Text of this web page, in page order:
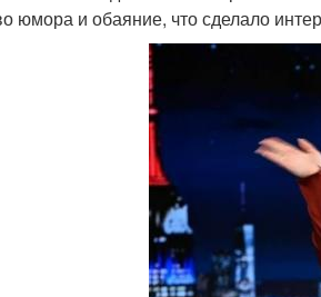
юмора и обаяние, что сделало